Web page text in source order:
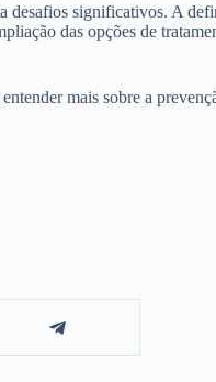
significativos. A
das opções de
entender mais sobre a